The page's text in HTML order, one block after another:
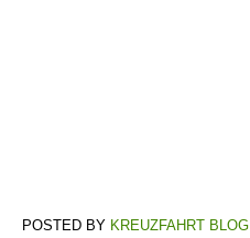
KREUZFAHRT BLOG